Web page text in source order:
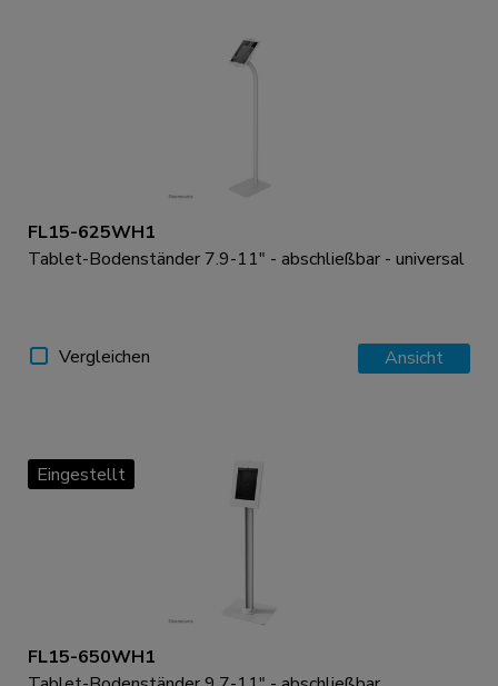
FL15-625WH1
Tablet-Bodenständer 7.9-11" - abschließbar - universal
Vergleichen Ansicht
Eingestellt
FL15-650WH1